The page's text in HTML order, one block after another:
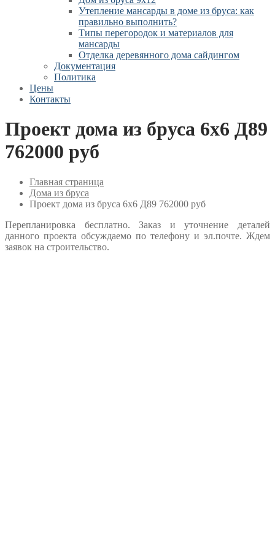
Утепление мансарды в доме из бруса: как
правильно выполнить?
Типы перегородок и материалов для
мансарды
Отделка деревянного дома сайдингом
Документация
Политика
Цены
Контакты
Проект дома из бруса 6х6 Д89
762000 руб
Главная страница
Дома из бруса
Проект дома из бруса 6х6 Д89 762000 руб
Перепланировка бесплатно. Заказ и уточнение деталей
данного проекта обсуждаемо по телефону и эл.почте. Ждем
заявок на строительство.